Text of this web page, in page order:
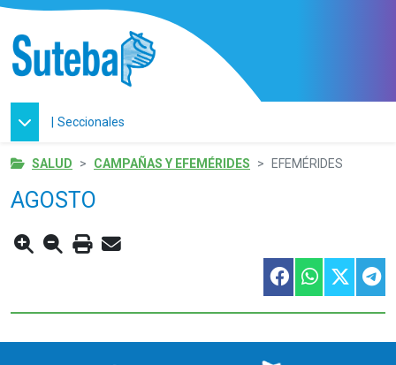
| Seccionales
SALUD CAMPAÑAS Y EFEMÉRIDES EFEMÉRIDES
AGOSTO